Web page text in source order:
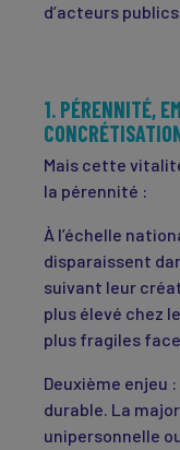
d’acteurs
1. PÉRENNITÉ,
Mais cette
la pérennité :
À l’échelle
disparaissent
suivant leur
plus élevé chez
plus fragiles
Deuxième enjeu
durable. La
unipersonnelle